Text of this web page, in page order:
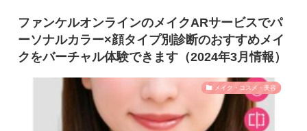
ファンケルオンラインのメイクARサービスでパ
ーソナルカラー×顔タイプ別診断のおすすめメイ
クをバーチャル体験できます（2024年3月情報）
メイク・コスメ・美容